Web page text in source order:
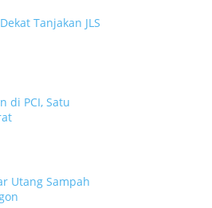
Tanjakan JLS
di PCI, Satu
Utang Sampah